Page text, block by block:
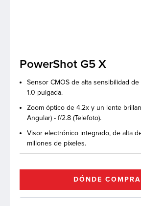
PowerShot G5 X
Sensor CMOS de alta sensibilidad
1.0 pulgada.
Zoom óptico de 4.2x y un lente
Angular) - f/2.8 (Telefoto).
Visor electrónico integrado, de alta
millones de píxeles.
DÓNDE